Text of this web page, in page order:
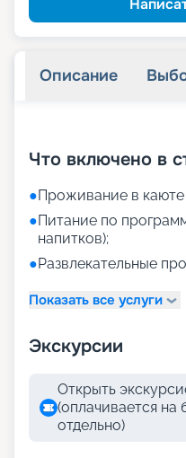
Описание
Что включено в
●Проживание в
●Питание по
напитков);
●Развлекательные
Показать все услуги
Экскурсии
Открыть
(оплачивается на
отдельно)